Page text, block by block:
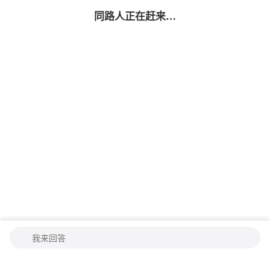
同路人正在赶来…